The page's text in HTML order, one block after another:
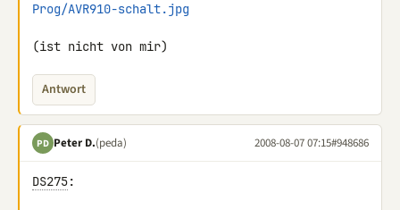
Prog/AVR910-schalt.jpg
(ist nicht von mir)
Antwort
PD Peter D.(peda) 2008-08-07 07:15#948686
DS275: